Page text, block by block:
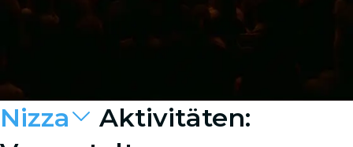
Nizza
Aktivitäten: